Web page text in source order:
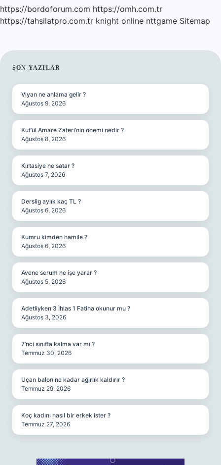
https://bordoforum.com https://omh.com.tr
https://tahsilatpro.com.tr knight online nttgame Sitemap
SIDEBAR
SON YAZILAR
Viyan ne anlama gelir ?
Ağustos 9, 2026
Kut’ül Amare Zaferi’nin önemi nedir ?
Ağustos 8, 2026
Kırtasiye ne satar ?
Ağustos 7, 2026
Derslig aylık kaç TL ?
Ağustos 6, 2026
Kumru kimden hamile ?
Ağustos 6, 2026
Avene serum ne işe yarar ?
Ağustos 5, 2026
Adetliyken 3 İhlas 1 Fatiha okunur mu ?
Ağustos 3, 2026
7’nci sınıfta kalma var mı ?
Temmuz 30, 2026
Uçan balon ne kadar ağırlık kaldırır ?
Temmuz 29, 2026
Koç kadını nasıl bir erkek ister ?
Temmuz 27, 2026